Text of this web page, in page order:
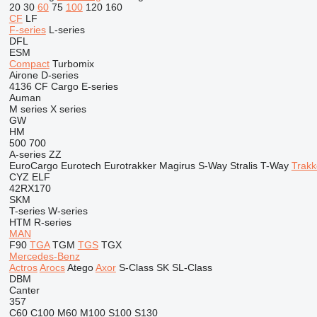
20 30 60 75 100 120 160
CF LF
F-series L-series
DFL
ESM
Compact Turbomix
Airone D-series
4136 CF Cargo E-series
Auman
M series X series
GW
HM
500 700
A-series ZZ
EuroCargo Eurotech Eurotrakker Magirus S-Way Stralis T-Way
CYZ ELF
42RX170
SKM
T-series W-series
HTM R-series
MAN
F90 TGA TGM TGS TGX
Mercedes-Benz
Actros Arocs Atego Axor S-Class SK SL-Class
DBM
Canter
357
C60 C100 M60 M100 S100 S130